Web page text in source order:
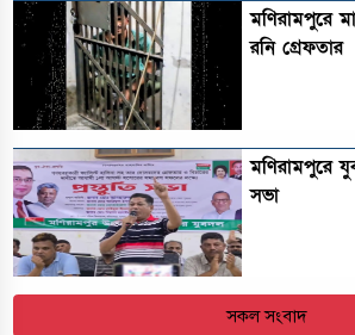
মণিরামপুরে
রনি গ্রেফতার
মণিরামপুরে
সভা
সকল সংবাদ